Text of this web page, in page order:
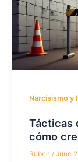
Narcisismo y
Tácticas
cómo
Ruben/June